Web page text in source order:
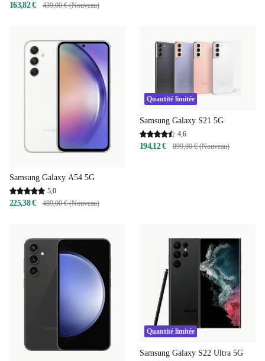
163,82 € 439,00 € (Nouveau)
Samsung Galaxy A54 5G
5,0
225,38 € 489,00 € (Nouveau)
Quantité limitée
Samsung Galaxy S21 5G
4,6
194,12 € 899,00 € (Nouveau)
Quantité limitée
Samsung Galaxy S22 Ultra 5G